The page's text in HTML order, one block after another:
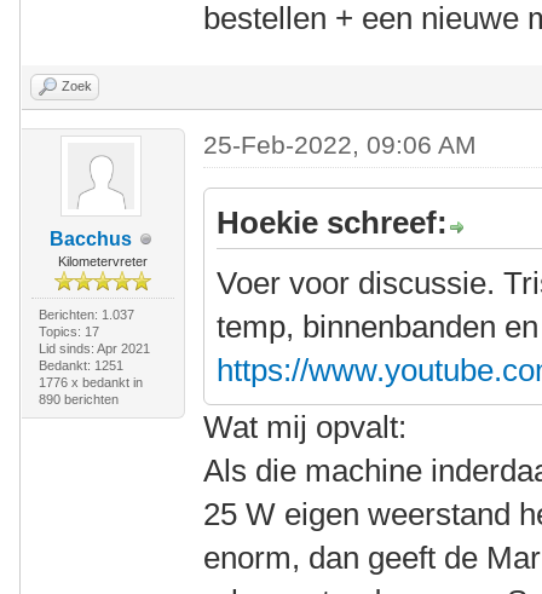
bestellen + een nieuwe
Zoek
Bacchus
Kilometervreter
Berichten: 1.037
Topics: 17
Lid sinds: Apr 2021
Bedankt: 1251
1776 x bedankt in
890 berichten
25-Feb-2022, 09:06 AM
Hoekie schreef:
Voer voor discussie.
temp, binnenbanden
https://
Wat mij opvalt:
Als die machine
25 W eigen weerstand
enorm, dan geeft de